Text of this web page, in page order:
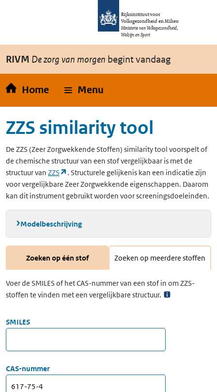
Overslaan en naar de inhoud gaan
Rijksinstituut voor
Volksgezondheid en Milieu
Ministerie van Volksgezondheid,
Welzijn en Sport
RIVM De zorg van morgen begint vandaag
Home Menu
ZZS similarity tool
De ZZS (Zeer Zorgwekkende Stoffen) similarity tool voorspelt of
de chemische structuur van een stof vergelijkbaar is met de
structuur van ZZS (opent in een nieuw tabblad)
. Structurele gelijkenis kan een indicatie zijn
voor vergelijkbare Zeer Zorgwekkende eigenschappen. Daarom
kan dit instrument gebruikt worden voor screeningsdoeleinden.
Modelbeschrijving
Zoeken op één stof Zoeken op meerdere stoffen
Voer de SMILES of het CAS-nummer van een stof in om ZZS-
stoffen te vinden met een vergelijkbare structuur.
SMILES
CAS-nummer